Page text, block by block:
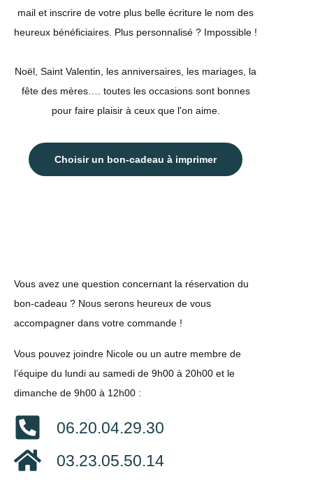
mail et inscrire de votre plus belle écriture le nom des
heureux bénéficiaires. Plus personnalisé ? Impossible !
Noël, Saint Valentin, les anniversaires, les mariages, la
fête des mères…. toutes les occasions sont bonnes
pour faire plaisir à ceux que l'on aime.
Choisir un bon-cadeau à imprimer
Vous avez une question concernant la réservation du
bon-cadeau ? Nous serons heureux de vous
accompagner dans votre commande !
Vous pouvez joindre Nicole ou un autre membre de
l’équipe du lundi au samedi de 9h00 à 20h00 et le
dimanche de 9h00 à 12h00 :
06.20.04.29.30
03.23.05.50.14